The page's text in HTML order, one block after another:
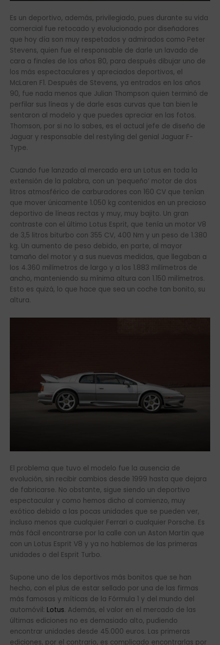
Es un deportivo, además, privilegiado, pues durante su vida
comercial fue retocado y evolucionado por diseñadores
que hoy día son muy respetados y admirados como Peter
Stevens, quien fue el responsable de darle un lavado de
cara a finales de los años 80, para después dibujar uno de
los más espectaculares y apreciados deportivos, el
McLaren F1. Después de Stevens, ya entrados en los años
90, fue nada menos que Julian Thompson quien terminó de
perfilar sus líneas y de darle esas curvas que tan bien le
sentaron al modelo y que puedes apreciar en las fotos.
Thomson, por si no lo sabes, es el actual jefe de diseño de
Jaguar y responsable del restyling del genial Jaguar F-
Type.
Cuando fue lanzado al mercado era un Lotus en toda la
extensión de la palabra, con un ‘pequeño’ motor de dos
litros atmosférico de carburadores con 160 CV que tenían
que mover únicamente 1.050 kg contenidos en un precioso
deportivo de líneas rectas y muy, muy bajito. Un gran
contraste con el último Lotus Esprit, que tenía un motor V8
de 3,5 litros biturbo con 355 CV, 400 Nm y un peso de 1.380
kg. Un aumento de peso debido, en parte, al mayor
tamaño del motor y a sus nuevas medidas, que llegaban a
los 4.360 milímetros de largo y a los 1.883 milímetros de
ancho, manteniendo su mínima altura con 1.150 milímetros.
Esto es quizá, lo que hace que sea un coche tan bonito, su
altura.
El problema que tuvo el modelo fue la ausencia de
evolución, sin recibir cambios desde 1999 hasta que dejara
de fabricarse. No obstante, sigue siendo un deportivo
espectacular y como hemos dicho al comienzo, muy
exótico debido a las pocas unidades que se pueden ver,
incluso menos que cualquier Ferrari o cualquier Porsche. Es
más fácil encontrarse por la calle con un Aston Martin que
con un Lotus Esprit V8 y ya no hablemos de las primeras
unidades o del Esprit Turbo.
Supone uno de los deportivos más bonitos que se han
hecho, con el plus de estar sellado por una de las firmas
más famosas y míticas de la Fórmula 1 y del mundo del
automóvil: Lotus. Además, el valor en el mercado de las
últimas ediciones no es demasiado alto, pudiendo
encontrar unidades desde 45.000 euros. Las primeras
ediciones, por el contrario, es complicado encontrarlas por